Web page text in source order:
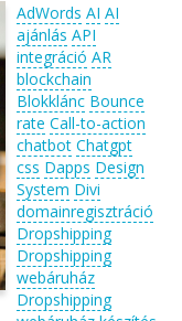
AdWords AI AI
ajánlás API
integráció AR
blockchain
Blokklánc Bounce
rate Call-to-action
chatbot Chatgpt
css Dapps Design
System Divi
domainregisztráció
Dropshipping
Dropshipping
webáruház
Dropshipping